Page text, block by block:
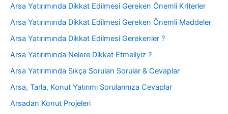
Arsa Yatırımında Dikkat Edilmesi Gereken Önemli Kriterler
Arsa Yatırımında Dikkat Edilmesi Gereken Önemli Maddeler
Arsa Yatırımında Dikkat Edilmesi Gerekenler ?
Arsa Yatırımında Nelere Dikkat Etmeliyiz ?
Arsa Yatırımında Sıkça Sorulan Sorular & Cevaplar
Arsa, Tarla, Konut Yatırımı Sorularınıza Cevaplar
Arsadan Konut Projeleri